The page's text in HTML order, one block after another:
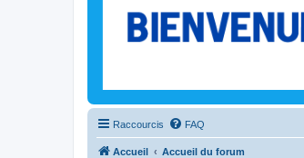
Raccourcis FAQ
Accueil Accueil du forum